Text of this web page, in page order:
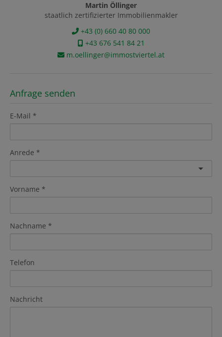
Martin Öllinger
staatlich zertifizierter Immobilienmakler
+43 (0) 660 40 80 000
+43 676 541 84 21
m.oellinger@immostviertel.at
Anfrage senden
E-Mail
Anrede
Vorname
Nachname
Telefon
Nachricht